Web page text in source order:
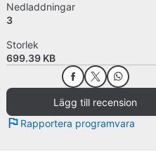
Nedladdningar
3
Storlek
699.39 KB
Lägg till recension
Rapportera programvara